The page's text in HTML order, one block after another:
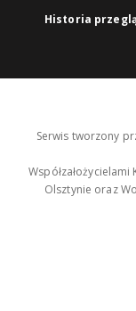
Historia
Serwis tworzony
Olsztynie oraz